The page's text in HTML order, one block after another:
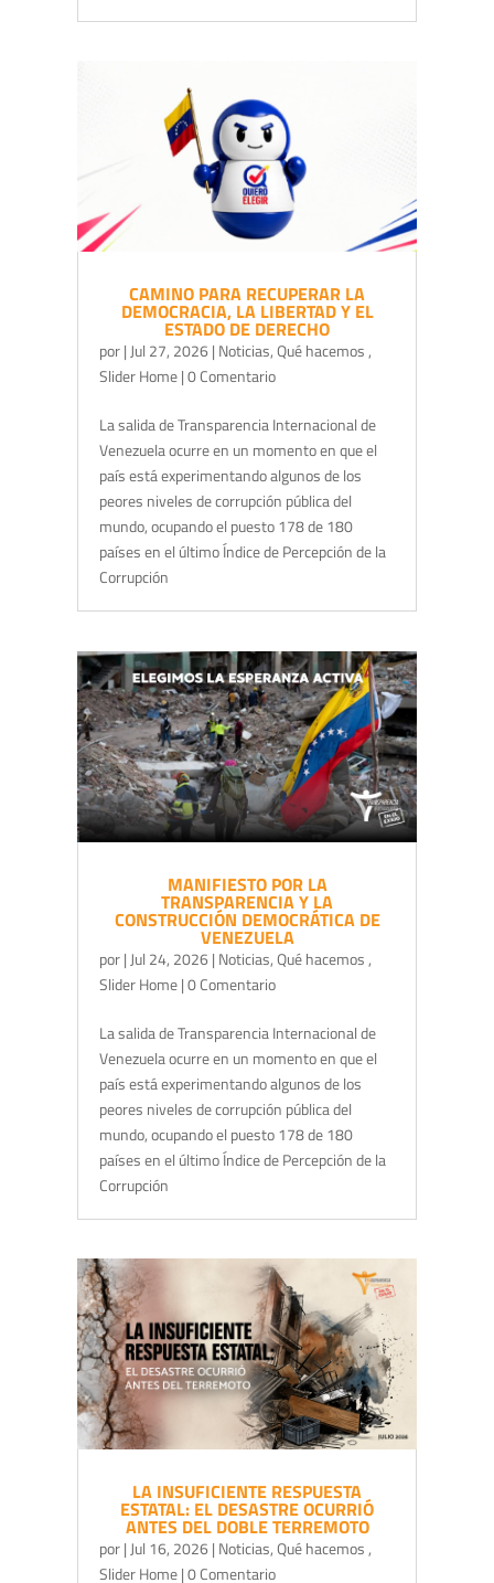
CAMINO PARA RECUPERAR LA
DEMOCRACIA, LA LIBERTAD Y EL
ESTADO DE DERECHO
por| Jul 27, 2026| Noticias,Qué hacemos ,
Slider Home| 0 Comentario
La salida de Transparencia Internacional de
Venezuela ocurre en un momento en que el
país está experimentando algunos de los
peores niveles de corrupción pública del
mundo, ocupando el puesto 178 de 180
países en el último Índice de Percepción de la
Corrupción
MANIFIESTO POR LA
TRANSPARENCIA Y LA
CONSTRUCCIÓN DEMOCRÁTICA DE
VENEZUELA
por| Jul 24, 2026| Noticias,Qué hacemos ,
Slider Home| 0 Comentario
La salida de Transparencia Internacional de
Venezuela ocurre en un momento en que el
país está experimentando algunos de los
peores niveles de corrupción pública del
mundo, ocupando el puesto 178 de 180
países en el último Índice de Percepción de la
Corrupción
LA INSUFICIENTE RESPUESTA
ESTATAL: EL DESASTRE OCURRIÓ
ANTES DEL DOBLE TERREMOTO
por|Jul 16, 2026| Noticias,Qué hacemos,
Slider Home| 0 Comentario